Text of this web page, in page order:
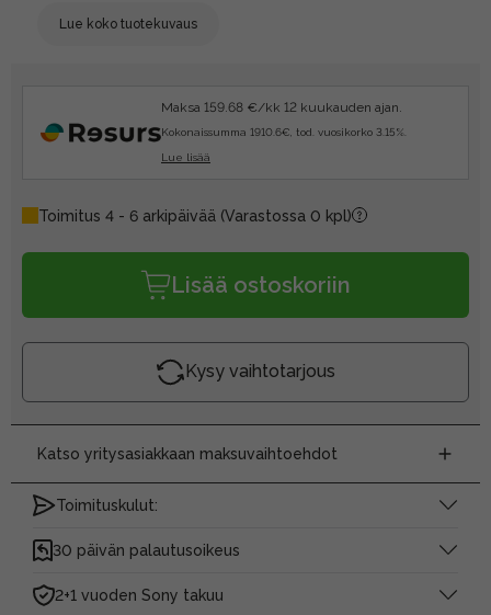
Lue koko tuotekuvaus
Maksa 159.68 €/kk 12 kuukauden ajan.
Kokonaissumma 1910.6€, tod. vuosikorko 3.15%.
Lue lisää
Toimitus 4 - 6 arkipäivää (Varastossa 0 kpl)
Lisää ostoskoriin
Kysy vaihtotarjous
Katso yritysasiakkaan maksuvaihtoehdot
Toimituskulut:
30 päivän palautusoikeus
2+1 vuoden Sony takuu